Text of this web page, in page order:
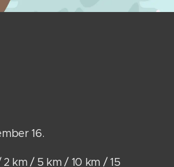
16.
km / 5 km / 10 km / 15